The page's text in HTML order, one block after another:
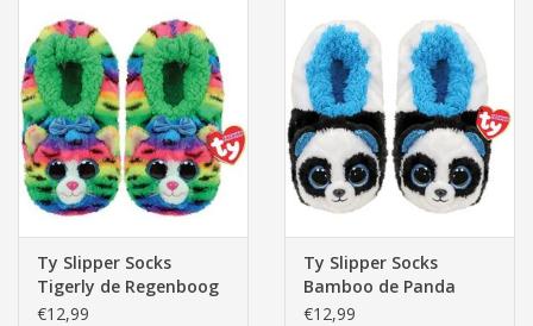
Ty Slipper Socks
Tigerly de Regenboog
Kat
€12,99
Ty Slipper Socks
Bamboo de Panda
€12,99